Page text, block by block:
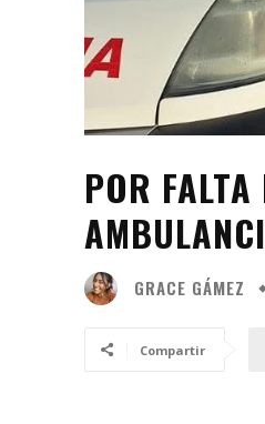
POR
GRACE GÁMEZ
Compartir